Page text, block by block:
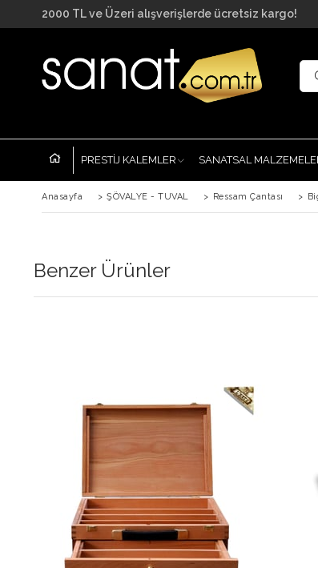
2000 TL ve Üzeri alışverişlerde ücretsiz kargo!
PRESTİJ KALEMLER SANATSAL
Anasayfa > ŞÖVALYE - TUVAL > Ressam Çantası >
Benzer Ürünler